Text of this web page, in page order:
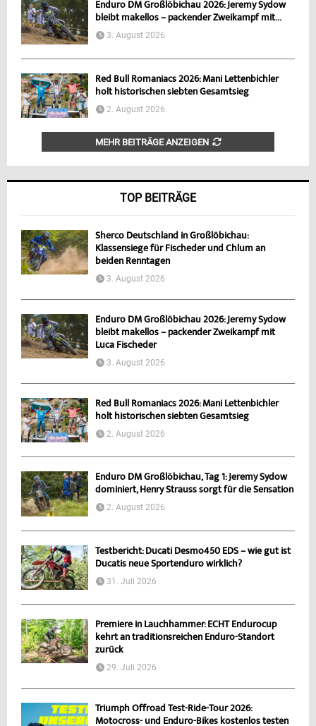
Enduro DM Großlöbichau 2026: Jeremy Sydow
bleibt makellos – packender Zweikampf mit...
3. August 2026
Red Bull Romaniacs 2026: Mani Lettenbichler
holt historischen siebten Gesamtsieg
2. August 2026
MEHR BEITRÄGE ANZEIGEN
TOP BEITRÄGE
Sherco Deutschland in Großlöbichau:
Klassensiege für Fischeder und Chlum an
beiden Renntagen
3. August 2026
Enduro DM Großlöbichau 2026: Jeremy Sydow
bleibt makellos – packender Zweikampf mit
Luca Fischeder
3. August 2026
Red Bull Romaniacs 2026: Mani Lettenbichler
holt historischen siebten Gesamtsieg
2. August 2026
Enduro DM Großlöbichau, Tag 1: Jeremy Sydow
dominiert, Henry Strauss sorgt für die Sensation
2. August 2026
Testbericht: Ducati Desmo450 EDS – wie gut ist
Ducatis neue Sportenduro wirklich?
31. Juli 2026
Premiere in Lauchhammer: ECHT Endurocup
kehrt an traditionsreichen Enduro-Standort
zurück
29. Juli 2026
Triumph Offroad Test-Ride-Tour 2026:
Motocross- und Enduro-Bikes kostenlos testen